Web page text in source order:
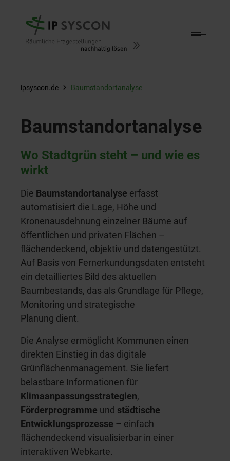
ipsyscon.de Baumstandortanalyse
Baumstandortanalyse
Wo Stadtgrün steht – und wie es
wirkt
Die Baumstandortanalyse erfasst
automatisiert die Lage, Höhe und
Kronenausdehnung einzelner Bäume auf
öffentlichen und privaten Flächen –
flächendeckend, objektiv und datengestützt.
Auf Basis von Fernerkundungsdaten entsteht
ein detailliertes Bild des aktuellen
Baumbestands, das als Grundlage für Pflege,
Monitoring und strategische
Planung dient.
Die Analyse ermöglicht Kommunen einen
direkten Einstieg in das digitale
Grünflächenmanagement. Sie liefert
belastbare Informationen für
Klimaanpassungsstrategien,
Förderprogramme und städtische
Entwicklungsprozesse – einfach
flächendeckend visualisierbar in einer
interaktiven Webkarte.